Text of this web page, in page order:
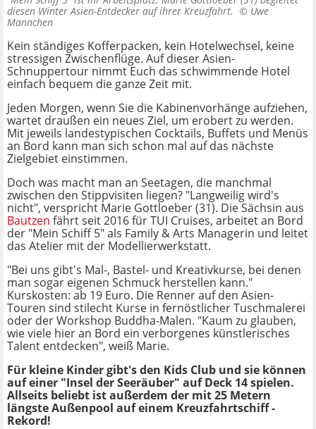
diesen Winter Asien-Entdecker auf ihrer Kreuzfahrt. © Uwe
Mannchen
Kein ständiges Kofferpacken, kein Hotelwechsel, keine
stressigen Zwischenflüge. Auf dieser Asien-
Schnuppertour nimmt Euch das schwimmende Hotel
einfach bequem die ganze Zeit mit.
Jeden Morgen, wenn Sie die Kabinenvorhänge aufziehen,
wartet draußen ein neues Ziel, um erobert zu werden.
Mit jeweils landestypischen Cocktails, Buffets und Menüs
an Bord kann man sich schon mal auf das nächste
Zielgebiet einstimmen.
Doch was macht man an Seetagen, die manchmal
zwischen den Stippvisiten liegen? "Langweilig wird's
nicht", verspricht Marie Gottloeber (31). Die Sächsin aus
Bautzen fährt seit 2016 für TUI Cruises, arbeitet an Bord
der "Mein Schiff 5" als Family & Arts Managerin und leitet
das Atelier mit der Modellierwerkstatt.
"Bei uns gibt's Mal-, Bastel- und Kreativkurse, bei denen
man sogar eigenen Schmuck herstellen kann."
Kurskosten: ab 19 Euro. Die Renner auf den Asien-
Touren sind stilecht Kurse in fernöstlicher Tuschmalerei
oder der Workshop Buddha-Malen. "Kaum zu glauben,
wie viele hier an Bord ein verborgenes künstlerisches
Talent entdecken", weiß Marie.
Für kleine Kinder gibt's den Kids Club und sie können
auf einer "Insel der Seeräuber" auf Deck 14 spielen.
Allseits beliebt ist außerdem der mit 25 Metern
längste Außenpool auf einem Kreuzfahrtschiff -
Rekord!